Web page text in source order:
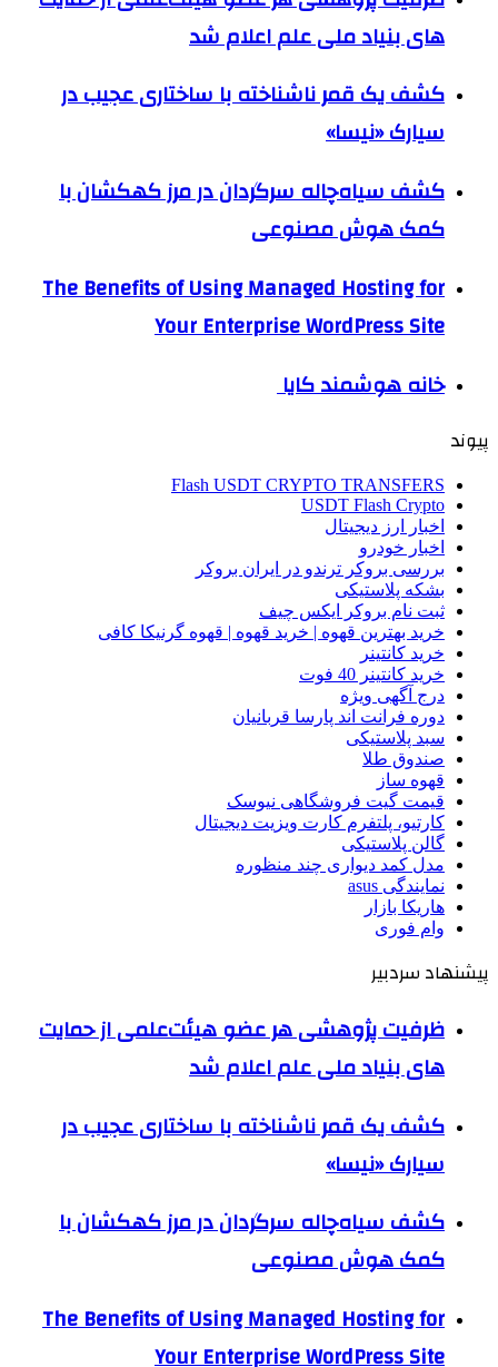
های بنیاد ملی علم اعلام شد
کشف یک قمر ناشناخته با ساختاری عجیب در
سیارک «نیسا»
کشف سیاه‌چاله سرگردان در مرز کهکشان با
کمک هوش مصنوعی
The Benefits of Using Managed Hosting for
Your Enterprise WordPress Site
خانه هوشمند کایا
پیوند
Flash USDT CRYPTO TRANSFERS
USDT Flash Crypto
اخبار ارز دیجیتال
اخبار خودرو
بررسی بروکر ترندو در ایران بروکر
بشکه پلاستیکی
ثبت نام بروکر ایکس چیف
خرید بهترین قهوه | خرید قهوه | قهوه گرنیکا کافی
خرید کانتینر
خرید کانتینر 40 فوت
درج آگهی ویژه
دوره فرانت اند پارسا قربانیان
سبد پلاستیکی
صندوق طلا
قهوه ساز
قیمت گیت فروشگاهی نیوسک
کارتیو، پلتفرم کارت ویزیت دیجیتال
گالن پلاستیکی
مدل کمد دیواری چند منظوره
نمایندگی asus
هاریکا بازار
وام فوری
پیشنهاد سردبیر
ظرفیت پژوهشی هر عضو هیئت‌علمی از حمایت
های بنیاد ملی علم اعلام شد
کشف یک قمر ناشناخته با ساختاری عجیب در
سیارک «نیسا»
کشف سیاه‌چاله سرگردان در مرز کهکشان با
کمک هوش مصنوعی
The Benefits of Using Managed Hosting for
Your Enterprise WordPress Site